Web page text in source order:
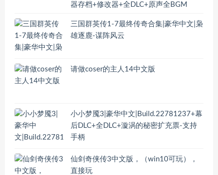
器存档+修改器+全DLC+原声全BGM
三国群英传1-7最终传奇合集|豪华中文|枭
雄逐鹿-谋阵风云
请做coser的主人14中文版
小小梦魇3|豪华中文|Build.22781237+幕
后DLC+全DLC+漩涡的秘密扩充票-支持
手柄
仙剑奇侠传3中文版，（win10可玩），
直接玩